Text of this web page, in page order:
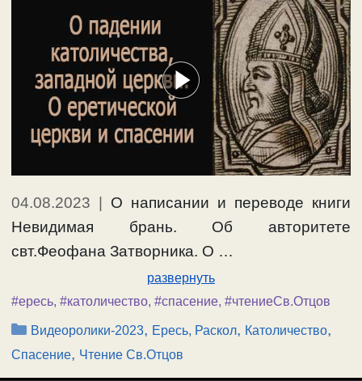
04.08.2023 | О написании и переводе книги
Невидимая брань. Об авторитете
свт.Феофана Затворника. О …
развернуть
#ересь, #католичество, #спасение, #чтениеСв.Отцов
Рубрики
Видеоролики-2023, Ересь, Раскол, Католичество,
Спасение, Чтение Св.Отцов